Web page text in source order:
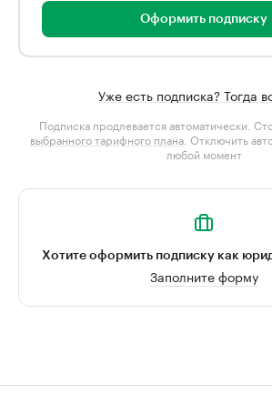
Оформить подписку
Уже есть подписка? Тогда
Подписка продлевается автоматически.
выбранного тарифного плана . Отключить
любой момент
Хотите оформить подписку как
Заполните форму